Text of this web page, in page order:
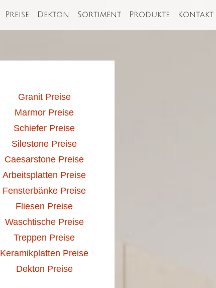
Preise Dekton Sortiment Produkte Kontakt
Granit Preise
Marmor Preise
Schiefer Preise
Silestone Preise
Caesarstone Preise
Arbeitsplatten Preise
Fensterbänke Preise
Fliesen Preise
Waschtische Preise
Treppen Preise
Keramikplatten Preise
Dekton Preise